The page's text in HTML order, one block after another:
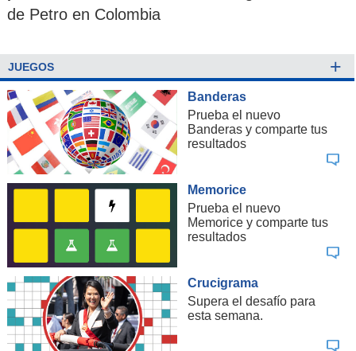
de Petro en Colombia
JUEGOS +
Banderas
Prueba el nuevo
Banderas y comparte tus
resultados
Memorice
Prueba el nuevo
Memorice y comparte tus
resultados
Crucigrama
Supera el desafío para
esta semana.